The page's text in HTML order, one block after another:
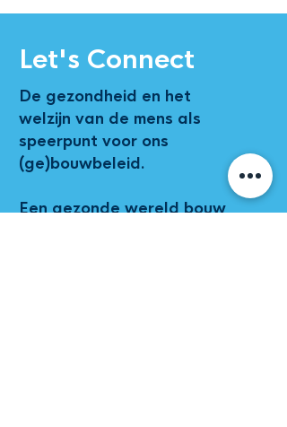
zetten
Let's Connect
De gezondheid en het
welzijn van de mens als
speerpunt voor ons
(ge)bouwbeleid.
Een gezonde wereld bouw